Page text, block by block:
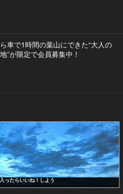
車で1時間の葉山にできた“大人の
”が限定で会員募集中！
ったらいいね！しよう